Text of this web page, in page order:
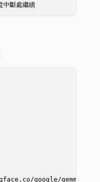
中斷處繼續
google/gemma-4-